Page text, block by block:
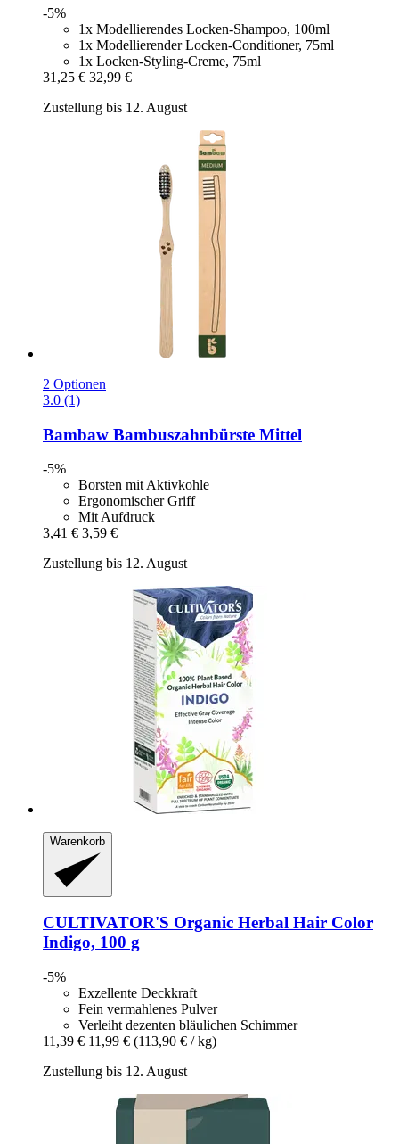
-5%
1x Modellierendes Locken-Shampoo, 100ml
1x Modellierender Locken-Conditioner, 75ml
1x Locken-Styling-Creme, 75ml
31,25 € 32,99 €
Zustellung bis 12. August
2 Optionen
3.0 (1)
Bambaw Bambuszahnbürste Mittel
-5%
Borsten mit Aktivkohle
Ergonomischer Griff
Mit Aufdruck
3,41 € 3,59 €
Zustellung bis 12. August
Warenkorb
CULTIVATOR'S Organic Herbal Hair Color
Indigo, 100 g
-5%
Exzellente Deckkraft
Fein vermahlenes Pulver
Verleiht dezenten bläulichen Schimmer
11,39 € 11,99 € (113,90 € / kg)
Zustellung bis 12. August